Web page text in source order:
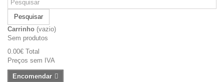
Pesquisar
Carrinho (vazio)
Sem produtos
0.00€ Total
Preços sem IVA
Encomendar